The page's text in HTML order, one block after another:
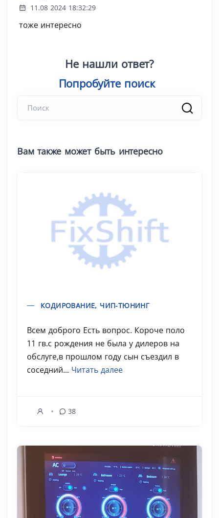
11.08 2024 18:32:29
тоже интересно
Не нашли ответ?
Попробуйте поиск|
Вам также может быть интересно
КОДИРОВАНИЕ, ЧИП-ТЮНИНГ
Всем доброго Есть вопрос. Короче поло
11 гв.с рождения не была у дилеров на
обслуге,в прошлом году сын съездил в
соседний... Читать далее
38